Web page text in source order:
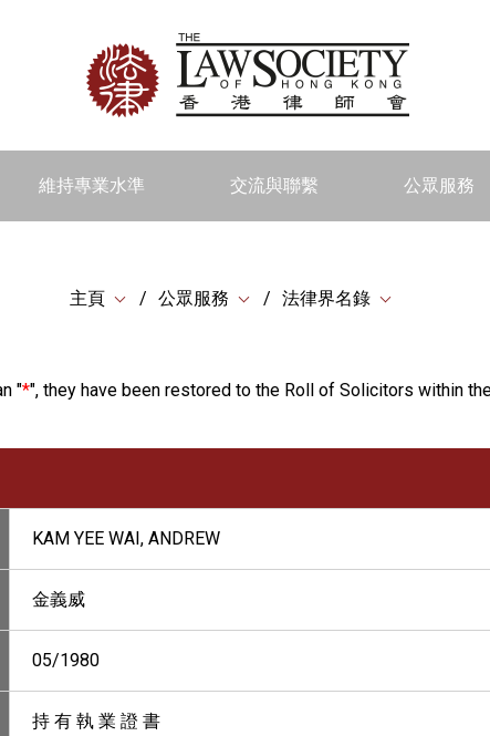
維持專業水準 交流與聯繫 公眾服務
主頁 公眾服務 法律界名錄
"*", they have been restored to the Roll of Solicitors within
KAM YEE WAI, ANDREW
金義威
05/1980
持 有 執 業 證 書